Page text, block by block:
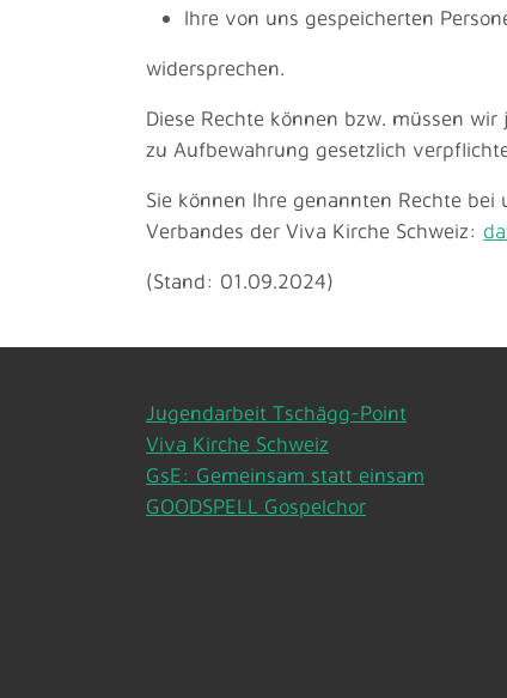
Ihre von uns gespeicherten
widersprechen.
Diese Rechte können bzw. müssen
zu Aufbewahrung gesetzlich
Sie können Ihre genannten Rechte
Verbandes der Viva Kirche Schweiz:
(Stand: 01.09.2024)
Jugendarbeit Tschägg-Point
Viva Kirche Schweiz
GsE: Gemeinsam statt einsam
GOODSPELL Gospelchor